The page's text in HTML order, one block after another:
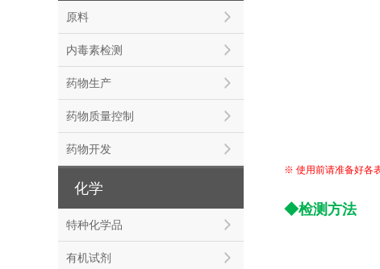
原料
内毒素检测
药物生产
药物质量控制
药物开发
化学
特种化学品
有机试剂
※ 使用前请准备好各
◆检测方法